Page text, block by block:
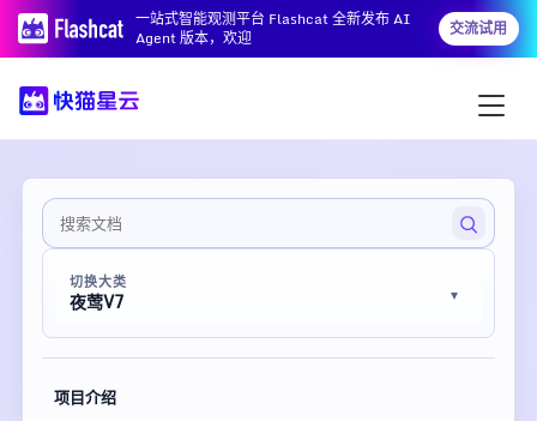
一站式智能观测平台 Flashcat 全新发布 AI
Agent 版本，欢迎
交流试用
切换大类
夜莺V7
项目介绍